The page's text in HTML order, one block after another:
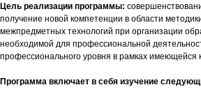
Цель реализации программы:
получение новой компетенции в области
межпредметных технологий при организации
необходимой для профессиональной
профессионального уровня в рамках имеющейся
Программа включает в себя изучение